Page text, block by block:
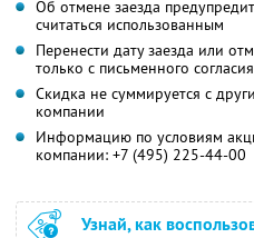
Об отмене заезда
считаться использованным
Перенести дату заезда или
только с письменного
Скидка не суммируется с
компании
Информацию по условиям
компании: +7 (495) 225-44-00
Узнай, как